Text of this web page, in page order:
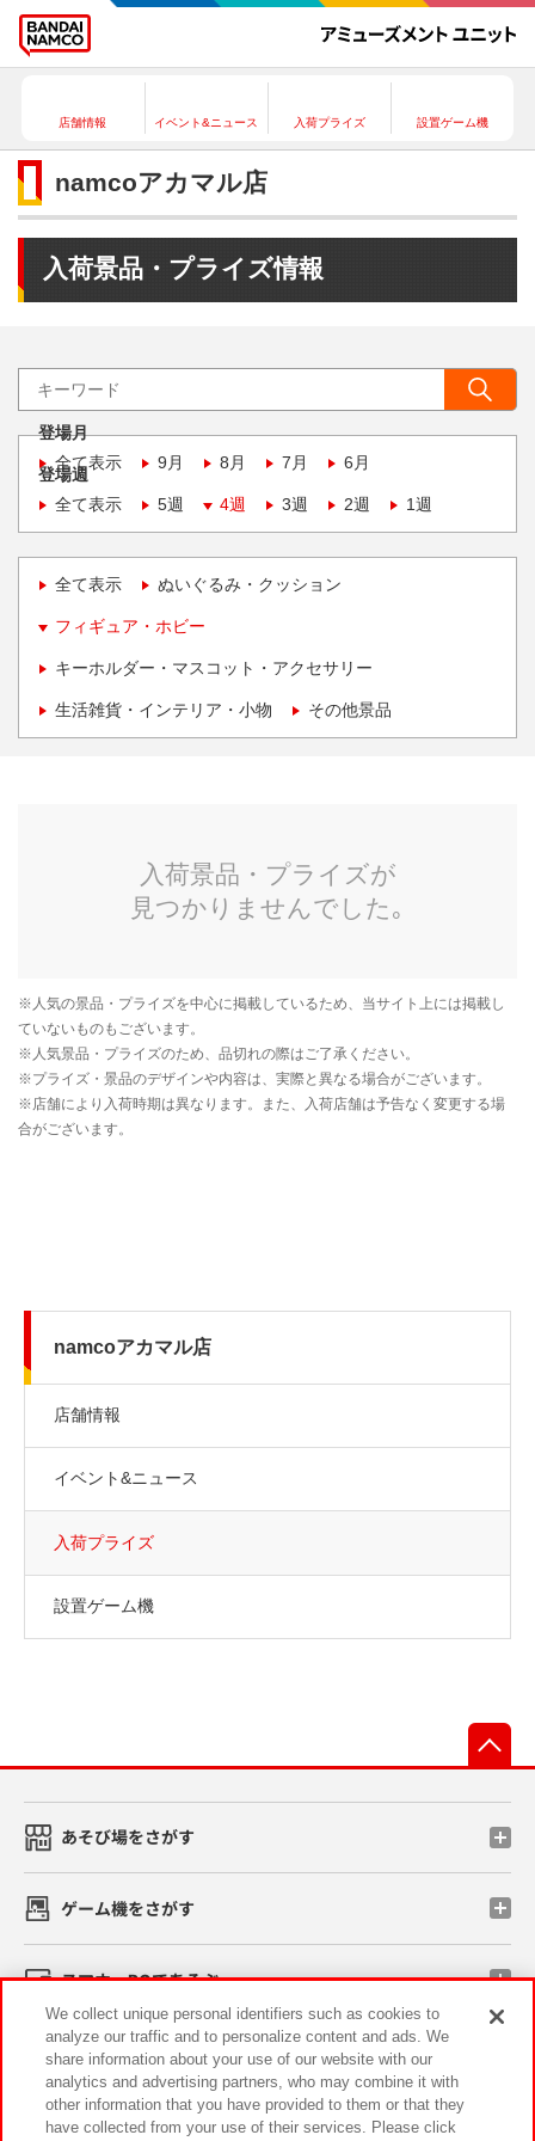
店舗情報 イベント&ニュース 入荷プライズ 設置ゲーム機
namcoアカマル店
入荷景品・プライズ情報
登場月
全て表示
9月 8月 7月 6月
登場週
全て表示
5週 4週 3週 2週 1週
全て表示 ぬいぐるみ・クッション
フィギュア・ホビー
キーホルダー・マスコット・アクセサリー
生活雑貨・インテリア・小物 その他景品
namcoアカマル店
店舗情報
イベント&ニュース
入荷プライズ
設置ゲーム機
あそび場をさがす
ゲーム機をさがす
スマホ・PCであそぶ
イベント・キャンペーン
We collect unique personal identifiers such as cookies to
analyze our traffic and to personalize content and ads. We
share information about your use of our website with our
analytics and advertising partners, who may combine it with
other information that you have provided to them or that they
have collected from your use of their services. Please click